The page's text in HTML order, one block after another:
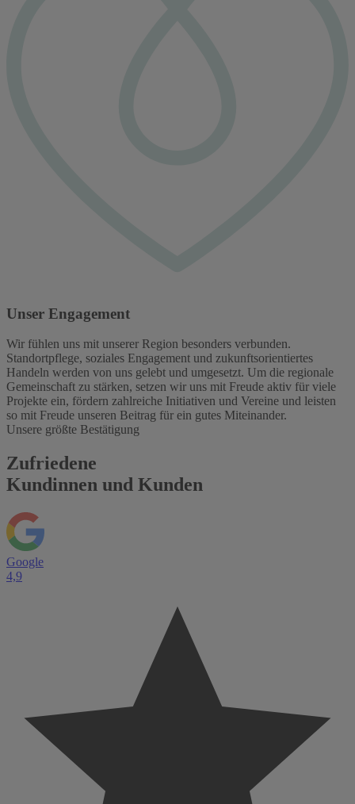
Unser Engagement
Wir fühlen uns mit unserer Region besonders verbunden.
Standortpflege, soziales Engagement und zukunftsorientiertes
Handeln werden von uns gelebt und umgesetzt. Um die regionale
Gemeinschaft zu stärken, setzen wir uns mit Freude aktiv für viele
Projekte ein, fördern zahlreiche Initiativen und Vereine und leisten
so mit Freude unseren Beitrag für ein gutes Miteinander.
Unsere größte Bestätigung
Zufriedene
Kundinnen und Kunden
Google
4,9